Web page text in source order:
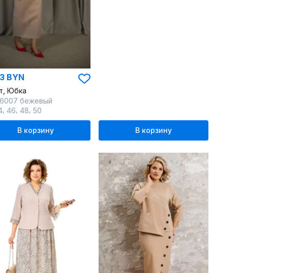
BYN
Юбка
6007 бежевый
46 48 50
В корзину В корзину